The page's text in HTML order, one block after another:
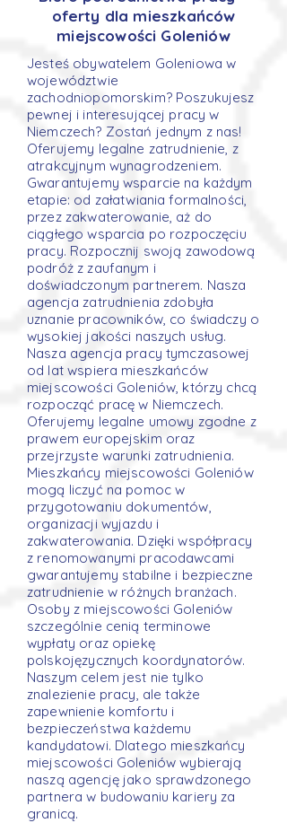
oferty dla mieszkańców
miejscowości Goleniów
Jesteś obywatelem Goleniowa w
województwie
zachodniopomorskim? Poszukujesz
pewnej i interesującej pracy w
Niemczech? Zostań jednym z nas!
Oferujemy legalne zatrudnienie, z
atrakcyjnym wynagrodzeniem.
Gwarantujemy wsparcie na każdym
etapie: od załatwiania formalności,
przez zakwaterowanie, aż do
ciągłego wsparcia po rozpoczęciu
pracy. Rozpocznij swoją zawodową
podróż z zaufanym i
doświadczonym partnerem. Nasza
agencja zatrudnienia zdobyła
uznanie pracowników, co świadczy o
wysokiej jakości naszych usług.
Nasza agencja pracy tymczasowej
od lat wspiera mieszkańców
miejscowości Goleniów, którzy chcą
rozpocząć pracę w Niemczech.
Oferujemy legalne umowy zgodne z
prawem europejskim oraz
przejrzyste warunki zatrudnienia.
Mieszkańcy miejscowości Goleniów
mogą liczyć na pomoc w
przygotowaniu dokumentów,
organizacji wyjazdu i
zakwaterowania. Dzięki współpracy
z renomowanymi pracodawcami
gwarantujemy stabilne i bezpieczne
zatrudnienie w różnych branżach.
Osoby z miejscowości Goleniów
szczególnie cenią terminowe
wypłaty oraz opiekę
polskojęzycznych koordynatorów.
Naszym celem jest nie tylko
znalezienie pracy, ale także
zapewnienie komfortu i
bezpieczeństwa każdemu
kandydatowi. Dlatego mieszkańcy
miejscowości Goleniów wybierają
naszą agencję jako sprawdzonego
partnera w budowaniu kariery za
granicą.